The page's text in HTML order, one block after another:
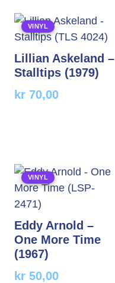
VINYL
Lillian Askeland –
Stalltips (1979)
kr 70,00
VINYL
Eddy Arnold –
One More Time
(1967)
kr 50,00